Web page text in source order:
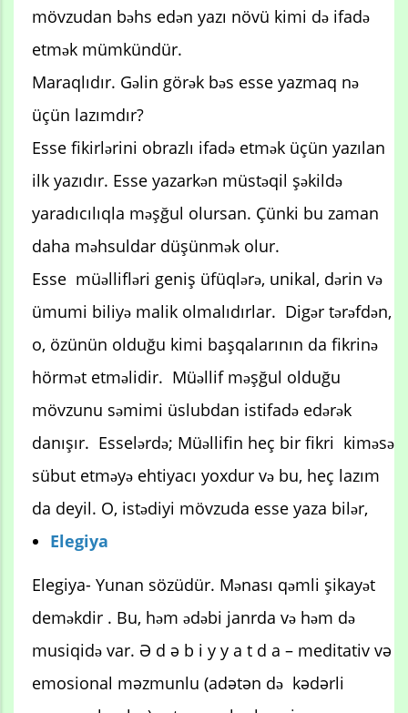
mövzudan bəhs edən yazı növü kimi də ifadə
etmək mümkündür.
Maraqlıdır. Gəlin görək bəs esse yazmaq nə
üçün lazımdır?
Esse fikirlərini obrazlı ifadə etmək üçün yazılan
ilk yazıdır. Esse yazarkən müstəqil şəkildə
yaradıcılıqla məşğul olursan. Çünki bu zaman
daha məhsuldar düşünmək olur.
Esse müəllifləri geniş üfüqlərə, unikal, dərin və
ümumi biliyə malik olmalıdırlar. Digər tərəfdən,
o, özünün olduğu kimi başqalarının da fikrinə
hörmət etməlidir. Müəllif məşğul olduğu
mövzunu səmimi üslubdan istifadə edərək
danışır. Esselərdə; Müəllifin heç bir fikri kiməsə
sübut etməyə ehtiyacı yoxdur və bu, heç lazım
da deyil. O, istədiyi mövzuda esse yaza bilər,
Elegiya
Elegiya- Yunan sözüdür. Mənası qəmli şikayət
deməkdir . Bu, həm ədəbi janrda və həm də
musiqidə var. Ә d ә b i y y a t d a – meditativ vә
emosional mәzmunlu (adәtәn də kәdәrli